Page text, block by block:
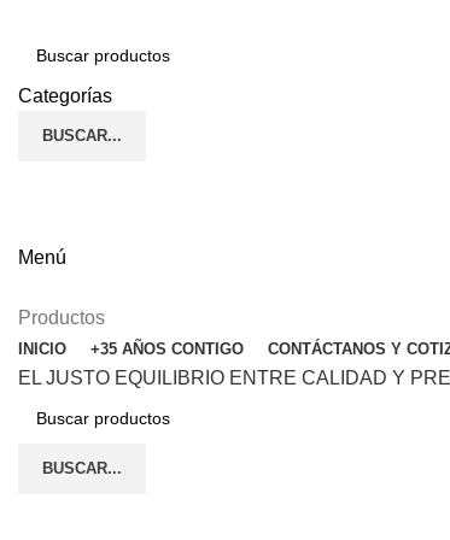
Categorías
BUSCAR...
Menú
Productos
INICIO +35 AÑOS CONTIGO CONTÁCTANOS Y
EL JUSTO EQUILIBRIO ENTRE CALIDAD Y
BUSCAR...